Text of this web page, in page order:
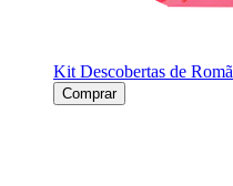
Kit Descobertas de Romã
Comprar